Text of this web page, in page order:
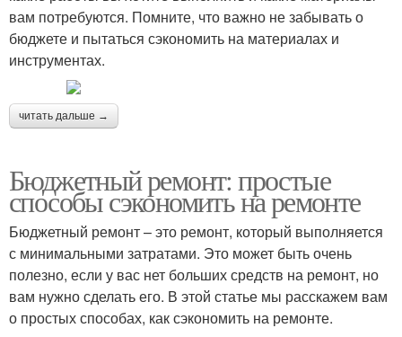
вам потребуются. Помните, что важно не забывать о
бюджете и пытаться сэкономить на материалах и
инструментах.
читать дальше →
Бюджетный ремонт: простые
способы сэкономить на ремонте
Бюджетный ремонт – это ремонт, который выполняется
с минимальными затратами. Это может быть очень
полезно, если у вас нет больших средств на ремонт, но
вам нужно сделать его. В этой статье мы расскажем вам
о простых способах, как сэкономить на ремонте.